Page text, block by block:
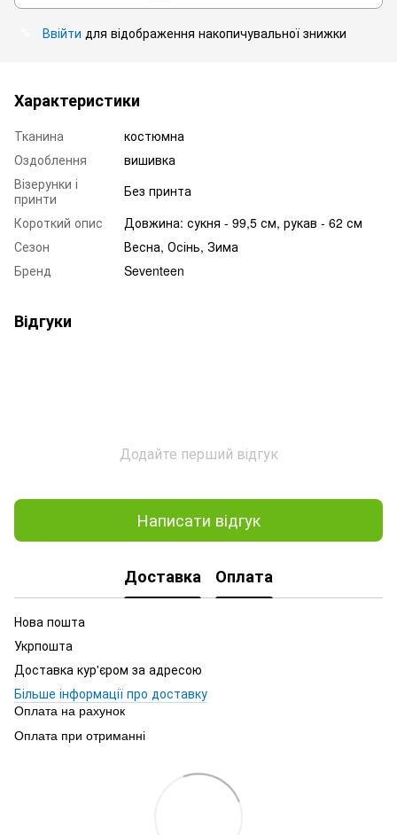
Ввійти для відображення накопичувальної знижки
Характеристики
Тканина
костюмна
Оздоблення
вишивка
Візерунки і
принти
Без принта
Короткий опис
Довжина: сукня - 99,5 см, рукав - 62 см
Сезон
Весна, Осінь, Зима
Бренд
Seventeen
Відгуки
Додайте перший відгук
Написати відгук
Доставка Оплата
Нова пошта
Укрпошта
Доставка кур'єром за адресою
Більше інформації про доставку
Оплата на рахунок
Оплата при отриманні